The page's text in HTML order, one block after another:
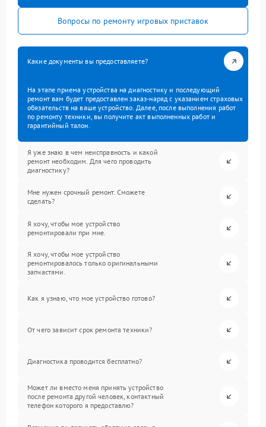
Вопросы по ремонту игровых приставок
Какие документы вы предоставляете?
На этапе приема устройства на диагностику и последующий
ремонт вам будет предоставлен заказ-наряд с указанием страховых
обязательств на ваше устройство. Далее, после выполнения работ
по ремонту техники, вы получите акт выполненных работ и
гарантийный талон.
Я уже знаю в чем неисправность и какой
ремонт необходим. Для чего проводить
диагностику?
Мне нужен срочный ремонт. Сможете
сделать?
Я хочу, чтобы мое устройство
ремонтировали при мне.
Я хочу, чтобы мое устройство
ремонтировалось только оригинальными
запчастями.
Как я узнаю, что мое устройство готово?
От чего зависит срок ремонта техники?
Диагностика проводится бесплатно?
Может ли вместо меня принять устройство
после ремонта другой человек, контактный
телефон которого я предоставлю?